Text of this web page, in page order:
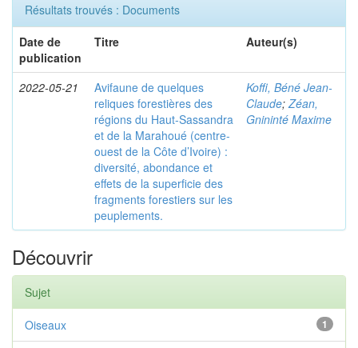
Résultats trouvés : Documents
Date de
publication
Titre Auteur(s)
2022-05-21
Avifaune de quelques
reliques forestières des
régions du Haut-Sassandra
et de la Marahoué (centre-
ouest de la Côte d’Ivoire) :
diversité, abondance et
effets de la superficie des
fragments forestiers sur les
peuplements.
Koffi, Béné Jean-
Claude; Zéan,
Gnininté Maxime
Découvrir
Sujet
1
Oiseaux